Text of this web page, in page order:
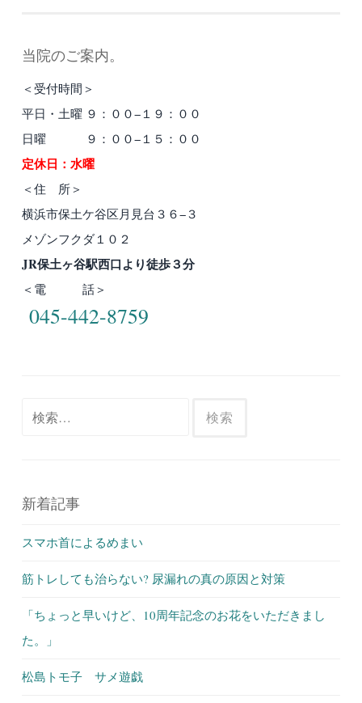
当院のご案内。
＜受付時間＞
平日・土曜 ９：００−１９：００
日曜 ９：００−１５：００
定休日：水曜
＜住 所＞
横浜市保土ケ谷区月見台３６−３
メゾンフクダ１０２
JR保土ヶ谷駅西口より徒歩３分
＜電 話＞
045-442-8759
新着記事
スマホ首によるめまい
筋トレしても治らない? 尿漏れの真の原因と対策
「ちょっと早いけど、10周年記念のお花をいただきまし
た。」
松島トモ子 サメ遊戯